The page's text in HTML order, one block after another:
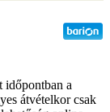
időpontban a
átvételkor csak